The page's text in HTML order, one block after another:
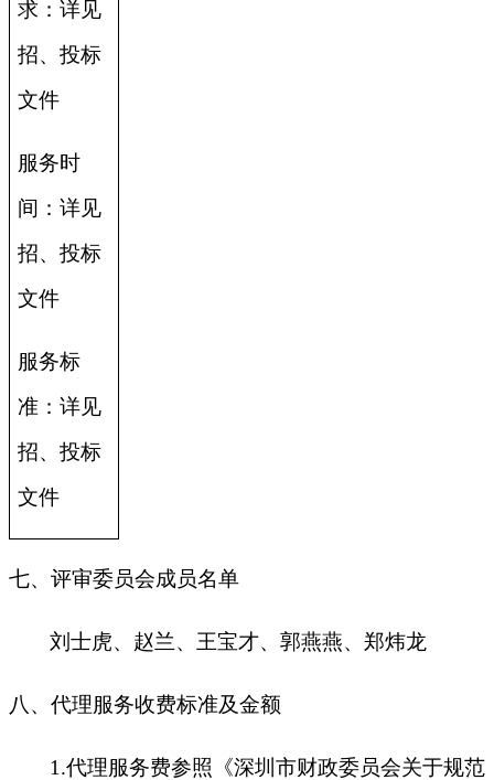
求：详见
招、投标
文件
服务时
间：详见
招、投标
文件
服务标
准：详见
招、投标
文件
七、评审委员会成员名单
刘士虎、赵兰、王宝才、郭燕燕、郑炜龙
八、代理服务收费标准及金额
1.代理服务费参照《深圳市财政委员会关于规范